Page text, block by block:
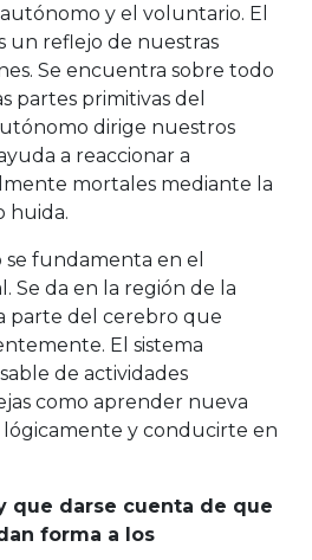
y el voluntario. El
un reflejo de nuestras
Se encuentra sobre todo
partes primitivas del
dirige nuestros
a reaccionar a
mortales mediante la
huida.
fundamenta en el
Se da en la región de la
parte del cerebro que
El sistema
de actividades
como aprender nueva
lógicamente y conducirte en
que darse cuenta de que
forma a los